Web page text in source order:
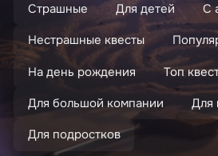
Страшные
Для детей
С
Нестрашные квесты
На день рождения
Топ
Для большой компании
Для
Для подростков